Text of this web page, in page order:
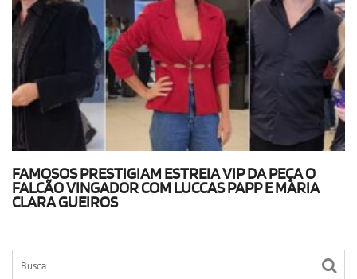
FAMOSOS PRESTIGIAM ESTREIA VIP DA PEÇA O
FALCÃO VINGADOR COM LUCCAS PAPP E MARIA
CLARA GUEIROS